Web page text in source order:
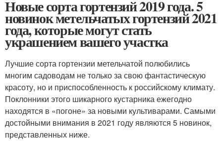
Новые сорта гортензий 2019 года. 5
новинок метельчатых гортензий 2021
года, которые могут стать
украшением вашего участка
Лучшие сорта гортензии метельчатой полюбились
многим садоводам не только за свою фантастическую
красоту, но и приспособленность к российскому климату.
Поклонники этого шикарного кустарника ежегодно
находятся в «погоне» за новыми культиварами. Самыми
достойными внимания в 2021 году являются 5 новинок,
представленных ниже.